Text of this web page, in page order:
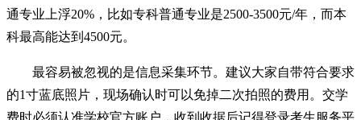
通专业上浮20%，比如专科普通专业是2500-3500元/年，而本
科最高能达到4500元。
最容易被忽视的是信息采集环节。建议大家自带符合要求
的1寸蓝底照片，现场确认时可以免掉二次拍照的费用。交学
费时必须认准学校官方账户，收到收据后记得登录考生服务平